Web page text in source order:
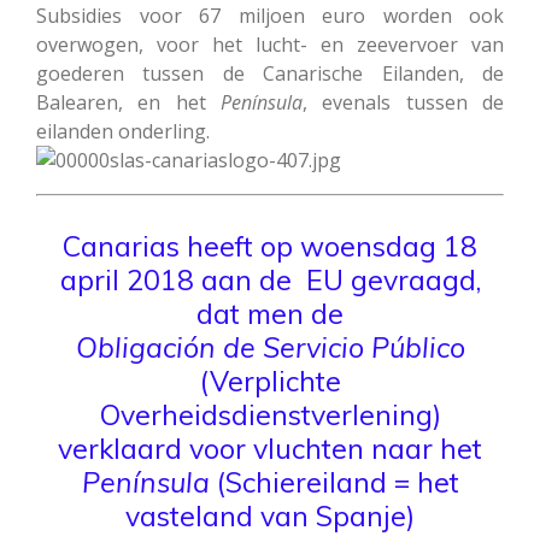
Subsidies voor 67 miljoen euro worden ook
overwogen, voor het lucht- en zeevervoer van
goederen tussen de Canarische Eilanden, de
Balearen, en het Península, evenals tussen de
eilanden onderling.
Canarias heeft op woensdag 18
april 2018 aan de EU gevraagd,
dat men de
Obligación de Servicio Público
(Verplichte
Overheidsdienstverlening)
verklaard voor vluchten naar het
Península (Schiereiland = het
vasteland van Spanje)